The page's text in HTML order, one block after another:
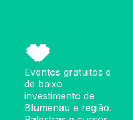
Eventos gratuitos e
de baixo
investimento de
Blumenau e região.